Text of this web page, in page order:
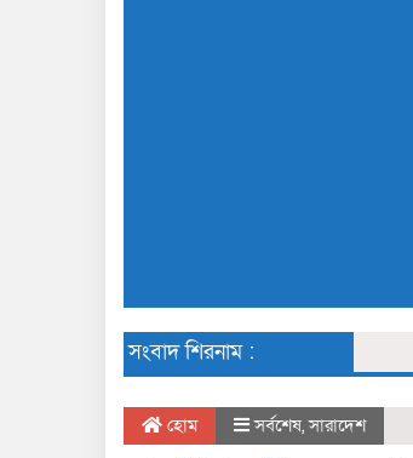
সংবাদ শিরনাম :
হোম সর্বশেষ,সারাদেশ